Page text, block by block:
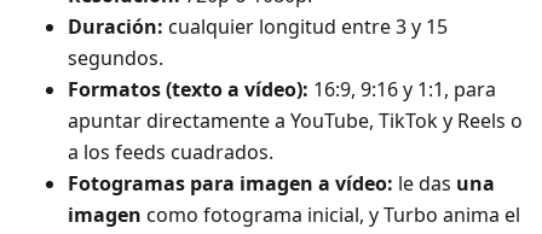
Duración: cualquier longitud entre 3 y 15
segundos.
Formatos (texto a vídeo): 16:9, 9:16 y 1:1, para
apuntar directamente a YouTube, TikTok y Reels o
a los feeds cuadrados.
Fotogramas para imagen a vídeo: le das una
imagen como fotograma inicial, y Turbo anima el